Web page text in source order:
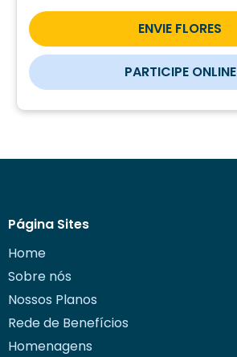
ENVIE FLORES
PARTICIPE ONLINE
Página Sites
Home
Sobre nós
Nossos Planos
Rede de Benefícios
Homenagens